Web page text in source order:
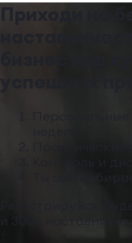
Приходи на
бизнес под
успешных
Практические
Контроль и
Ты сам
Регистрируйся,
и 300+